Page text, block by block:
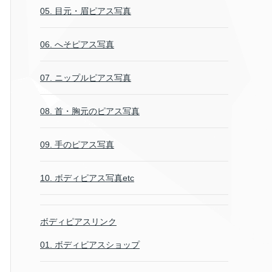
05. 目元・眉ピアス写真
06. へそピアス写真
07. ニップルピアス写真
08. 首・胸元のピアス写真
09. 手のピアス写真
10. ボディピアス写真etc
ボディピアスリンク
01. ボディピアスショップ